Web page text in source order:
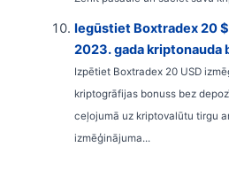
Iegūstiet Boxtradex 20
2023. gada kriptonauda
Izpētiet Boxtradex 20 USD
kriptogrāfijas bonuss bez
ceļojumā uz kriptovalūtu tirgu
izmēģinājuma...